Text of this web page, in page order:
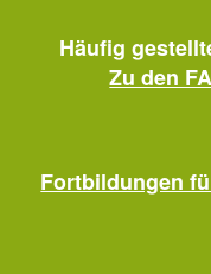
Häufig
Zu den
Fortbildungen